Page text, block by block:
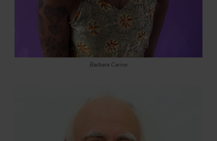
Barbara Carine